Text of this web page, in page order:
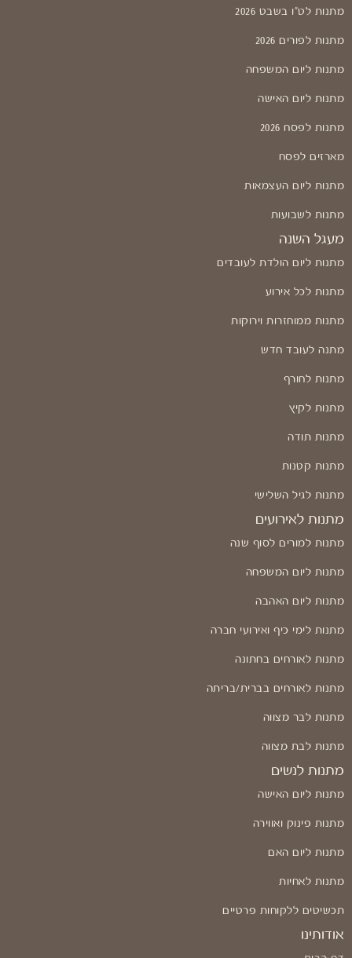
מתנות לט"ו בשבט 2026
מתנות לפורים 2026
מתנות ליום המשפחה
מתנות ליום האישה
מתנות לפסח 2026
מארזים לפסח
מתנות ליום העצמאות
מתנות לשבועות
מעגל השנה
מתנות ליום הולדת לעובדים
מתנות לכל אירוע
מתנות ממוחזרות וירוקות
מתנה לעובד חדש
מתנות לחורף
מתנות לקיץ
מתנות תודה
מתנות קטנות
מתנות לגיל השלישי
מתנות לאירועים
מתנות למורים לסוף שנה
מתנות ליום המשפחה
מתנות ליום האהבה
מתנות לימי כיף ואירועי חברה
מתנות לאורחים בחתונה
מתנות לאורחים בברית/בריתה
מתנות לבר מצווה
מתנות לבת מצווה
מתנות לנשים
מתנות ליום האישה
מתנות פינוק ואווירה
מתנות ליום האם
מתנות לאחיות
תכשיטים ללקוחות פרטיים
אודותינו